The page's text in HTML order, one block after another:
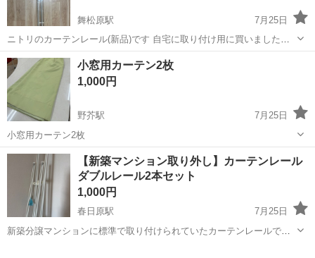
舞松原駅
7月25日
ニトリのカーテンレール(新品)です 自宅に取り付け用に買いました
が、誤ったものを購入してしまいました 伸縮式 木目調静音カーテンレ
ール (KR3 WH 200cm/ダブル) 新品の定価は2990円です
福岡 福岡市 舞松原駅 カーテン、ブラインド
小窓用カーテン2枚
1,000円
野芥駅
7月25日
小窓用カーテン2枚
福岡 福岡市 野芥駅 カーテン、ブラインド
【新築マンション取り外し】カーテンレール
ダブルレール2本セット
1,000円
春日原駅
7月25日
新築分譲マンションに標準で取り付けられていたカーテンレールで